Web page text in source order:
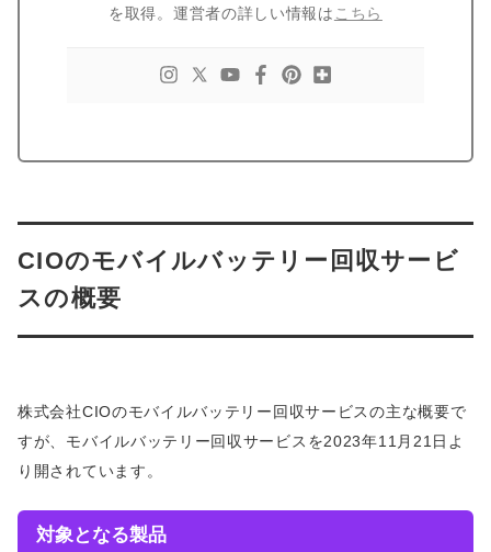
を取得。運営者の詳しい情報は こちら
CIOのモバイルバッテリー回収サービ
スの概要
株式会社CIOのモバイルバッテリー回収サービスの主な概要で
すが、モバイルバッテリー回収サービスを2023年11月21日よ
り開されています。
対象となる製品